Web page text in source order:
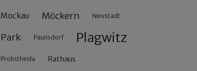
Mockau Möckern Neustadt
Park Paunsdorf Plagwitz
Probstheida Rathaus